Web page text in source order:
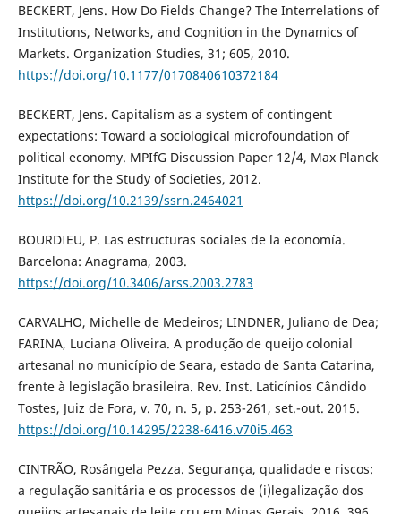
BECKERT, Jens. How Do Fields Change? The Interrelations of
Institutions, Networks, and Cognition in the Dynamics of
Markets. Organization Studies, 31; 605, 2010.
https://doi.org/10.1177/0170840610372184
BECKERT, Jens. Capitalism as a system of contingent
expectations: Toward a sociological microfoundation of
political economy. MPIfG Discussion Paper 12/4, Max Planck
Institute for the Study of Societies, 2012.
https://doi.org/10.2139/ssrn.2464021
BOURDIEU, P. Las estructuras sociales de la economía.
Barcelona: Anagrama, 2003.
https://doi.org/10.3406/arss.2003.2783
CARVALHO, Michelle de Medeiros; LINDNER, Juliano de Dea;
FARINA, Luciana Oliveira. A produção de queijo colonial
artesanal no município de Seara, estado de Santa Catarina,
frente à legislação brasileira. Rev. Inst. Laticínios Cândido
Tostes, Juiz de Fora, v. 70, n. 5, p. 253-261, set.-out. 2015.
https://doi.org/10.14295/2238-6416.v70i5.463
CINTRÃO, Rosângela Pezza. Segurança, qualidade e riscos:
a regulação sanitária e os processos de (i)legalização dos